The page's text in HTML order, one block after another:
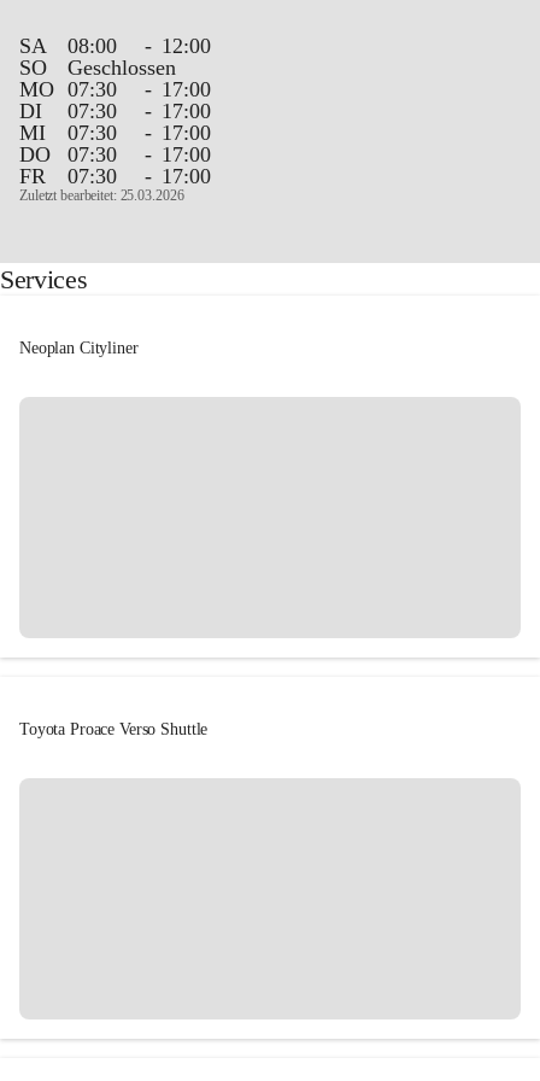
SA 08:00 - 12:00
SO
Geschlossen
MO 07:30 - 17:00
DI
07:30 - 17:00
MI
07:30 - 17:00
DO
07:30 - 17:00
FR
07:30 - 17:00
Zuletzt bearbeitet: 25.03.2026
Services
Neoplan Cityliner
Toyota Proace Verso Shuttle